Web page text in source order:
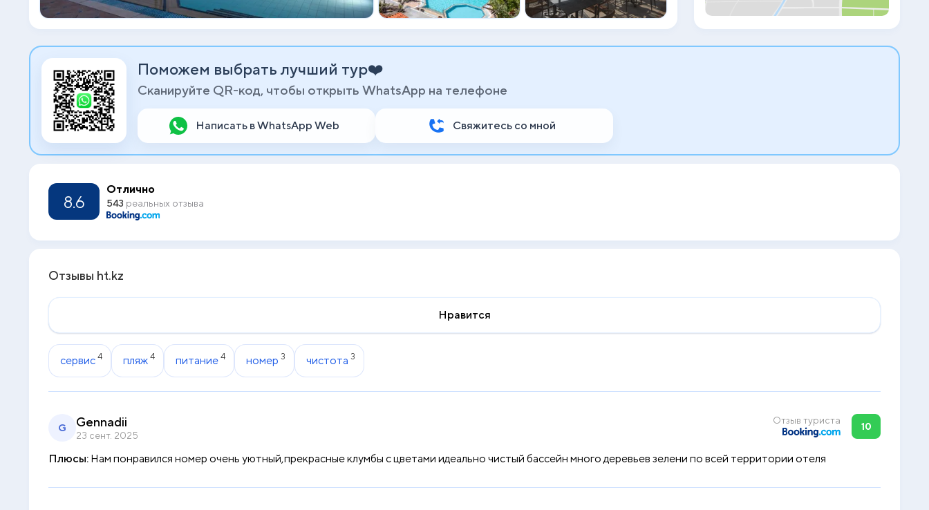
имеется гостиная зона. В распоряжении
всех гостей холодильник. Гостям Hotel
Pontos предлагается континентальный
Поможем выбрать лучший тур❤️
Сканируйте QR-код, чтобы открыть WhatsApp на телефоне
Написать в WhatsApp Web Свяжитесь со мной
8.6
Отлично
543 реальных отзыва
Отзывы ht.kz
Нравится
сервис 4 пляж 4 питание 4 номер 3 чистота 3
G Gennadii
23 сент. 2025
Отзыв туриста
10
Плюсы: Нам понравился номер очень уютный,прекрасные клумбы с цветами идеально чистый бассейн много деревьев зелени по всей территории отеля